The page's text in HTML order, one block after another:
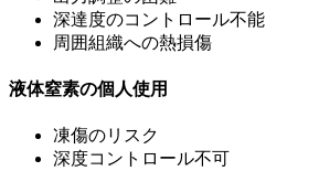
深達度のコントロール不能
周囲組織への熱損傷
液体窒素の個人使用
凍傷のリスク
深度コントロール不可